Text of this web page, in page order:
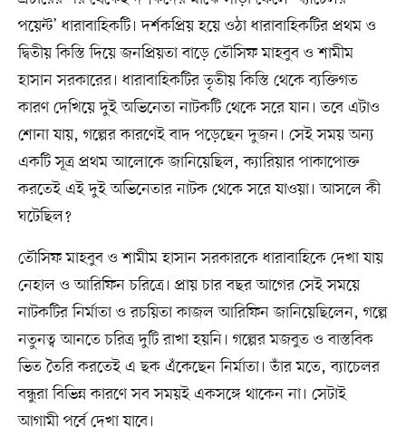
পয়েন্ট’ ধারাবাহিকটি। দর্শকপ্রিয় হয়ে ওঠা ধারাবাহিকটির প্রথম ও
দ্বিতীয় কিস্তি দিয়ে জনপ্রিয়তা বাড়ে তৌসিফ মাহবুব ও শামীম
হাসান সরকারের। ধারাবাহিকটির তৃতীয় কিস্তি থেকে ব্যক্তিগত
কারণ দেখিয়ে দুই অভিনেতা নাটকটি থেকে সরে যান। তবে এটাও
শোনা যায়, গল্পের কারণেই বাদ পড়েছেন দুজন। সেই সময় অন্য
একটি সূত্র প্রথম আলোকে জানিয়েছিল, ক্যারিয়ার পাকাপোক্ত
করতেই এই দুই অভিনেতার নাটক থেকে সরে যাওয়া। আসলে কী
ঘটেছিল?
তৌসিফ মাহবুব ও শামীম হাসান সরকারকে ধারাবাহিকে দেখা যায়
নেহাল ও আরিফিন চরিত্রে। প্রায় চার বছর আগের সেই সময়ে
নাটকটির নির্মাতা ও রচয়িতা কাজল আরিফিন জানিয়েছিলেন, গল্পে
নতুনত্ব আনতে চরিত্র দুটি রাখা হয়নি। গল্পের মজবুত ও বাস্তবিক
ভিত তৈরি করতেই এ ছক এঁকেছেন নির্মাতা। তাঁর মতে, ব্যাচেলর
বন্ধুরা বিভিন্ন কারণে সব সময়ই একসঙ্গে থাকেন না। সেটাই
আগামী পর্বে দেখা যাবে।